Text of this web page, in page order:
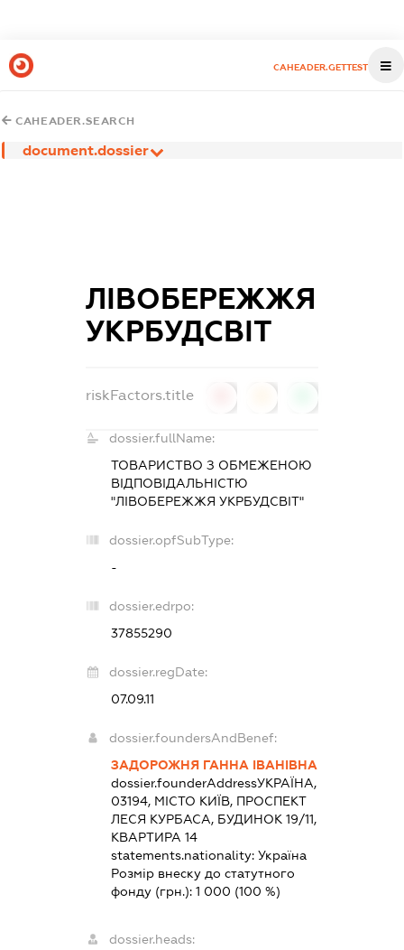
CAHEADER.GETTEST
CAHEADER.SEARCH
document.dossier
ЛІВОБЕРЕЖЖЯ
УКРБУДСВІТ
riskFactors.title
dossier.fullName:
ТОВАРИСТВО З ОБМЕЖЕНОЮ
ВІДПОВІДАЛЬНІСТЮ
"ЛІВОБЕРЕЖЖЯ УКРБУДСВІТ"
dossier.opfSubType:
-
dossier.edrpo:
37855290
dossier.regDate:
07.09.11
dossier.foundersAndBenef:
ЗАДОРОЖНЯ ГАННА ІВАНІВНА
dossier.founderAddressУКРАЇНА,
03194, МІСТО КИЇВ, ПРОСПЕКТ
ЛЕСЯ КУРБАСА, БУДИНОК 19/11,
КВАРТИРА 14
statements.nationality:Україна
Розмір внеску до статутного
фонду (грн.):1 000 (100 %)
dossier.heads: